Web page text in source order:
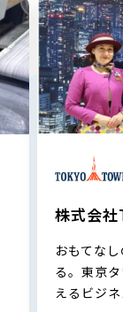
株式会
おもてな
る。東京
えるビジ